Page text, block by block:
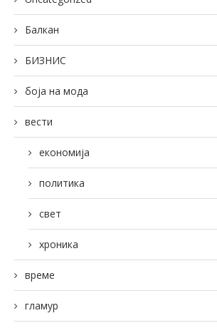
Балкан
БИЗНИС
боја на мода
вести
економија
политика
свет
хроника
време
гламур